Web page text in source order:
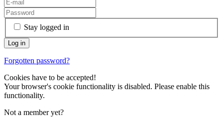
Stay logged in
Forgotten password?
Cookies have to be accepted!
Your browser's cookie functionality is disabled. Please enable this
functionality.
Not a member yet?